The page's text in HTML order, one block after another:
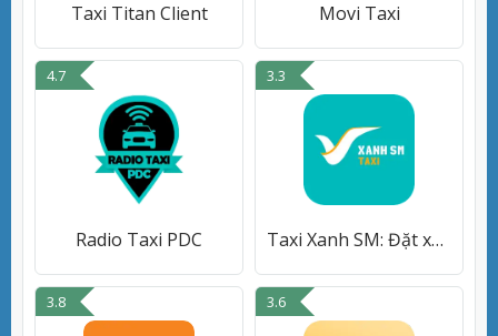
Taxi Titan Client Movi Taxi
4.7
Radio Taxi PDC
3.3
Taxi Xanh SM: Đặt xe taxi điện
3.8 3.6